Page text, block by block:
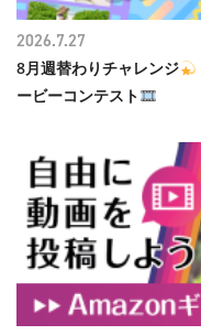
8月週替わりチャレンジ
ービーコンテスト
2026.7.27